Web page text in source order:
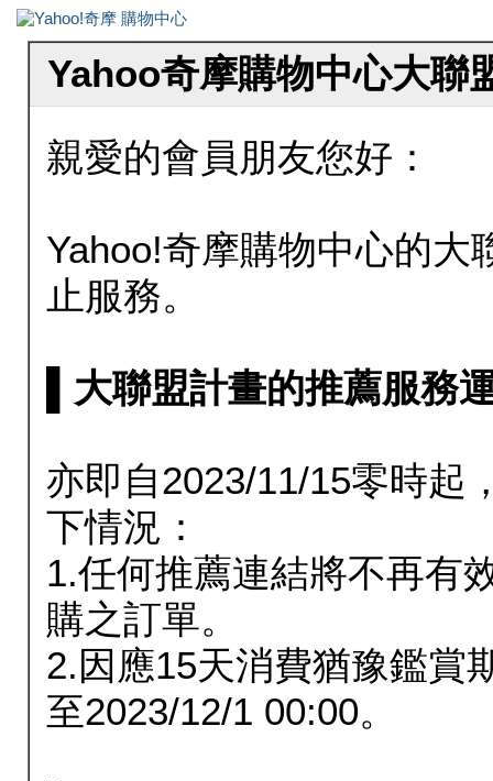
Yahoo奇摩購物中心大聯
親愛的會員朋友您好：
Yahoo!奇摩購物中心的大
止服務。
▌大聯盟計畫的推薦服務
亦即自2023/11/15零時起
下情況：
1.任何推薦連結將不再有
購之訂單。
2.因應15天消費猶豫鑑賞
至2023/12/1 00:00。